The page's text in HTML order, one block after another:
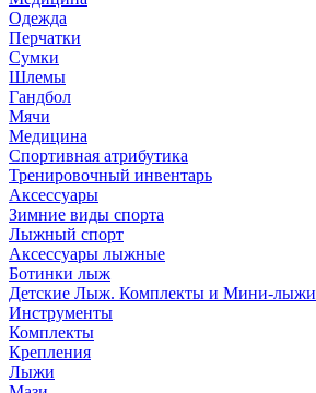
Одежда
Перчатки
Сумки
Шлемы
Гандбол
Мячи
Медицина
Спортивная атрибутика
Тренировочный инвентарь
Аксессуары
Зимние виды спорта
Лыжный спорт
Аксессуары лыжные
Ботинки лыж
Детские Лыж. Комплекты и Мини-лыжи
Инструменты
Комплекты
Крепления
Лыжи